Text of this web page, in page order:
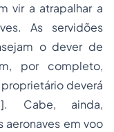
vir a atrapalhar a
As servidões
o dever de
por completo,
deverá
Cabe, ainda,
aeronaves em voo